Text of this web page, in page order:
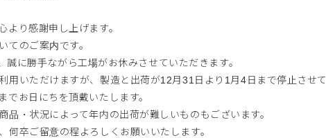
より感謝申し上げます。
てのご案内です。
に勝手ながら工場がお休みさせていただきます。
用いただけますが、製造と出荷が12月31日より1月4日まで停止させて
でお日にちを頂戴いたします。
品・状況によって年内の出荷が難しいものもございます。
何卒ご留意の程よろしくお願いいたします。